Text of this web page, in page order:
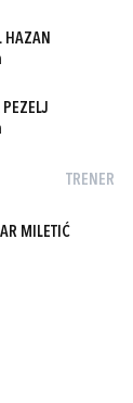
HAZAN
PEZELJ
TRENER
MILETIĆ